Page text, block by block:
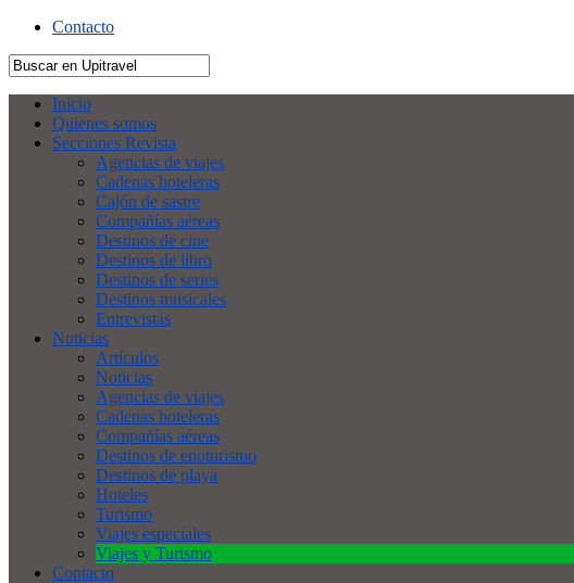
Contacto
Inicio
Quienes somos
Secciones Revista
Agencias de viajes
Cadenas hoteleras
Cajón de sastre
Compañías aéreas
Destinos de cine
Destinos de libro
Destinos de series
Destinos musicales
Entrevistas
Noticias
Artículos
Noticias
Agencias de viajes
Cadenas hoteleras
Compañías aéreas
Destinos de enoturismo
Destinos de playa
Hoteles
Turismo
Viajes especiales
Viajes y Turismo
Contacto